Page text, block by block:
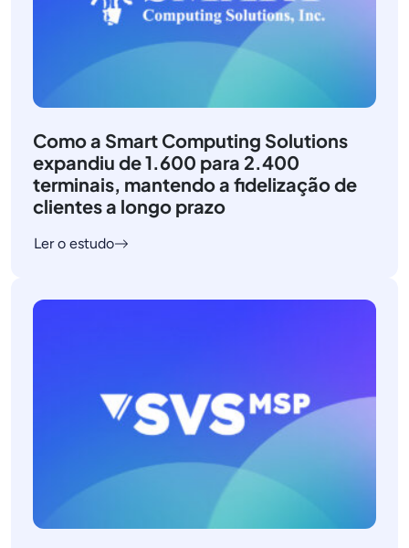
Como a Smart Computing Solutions
expandiu de 1.600 para 2.400
terminais, mantendo a fidelização de
clientes a longo prazo
Ler o estudo